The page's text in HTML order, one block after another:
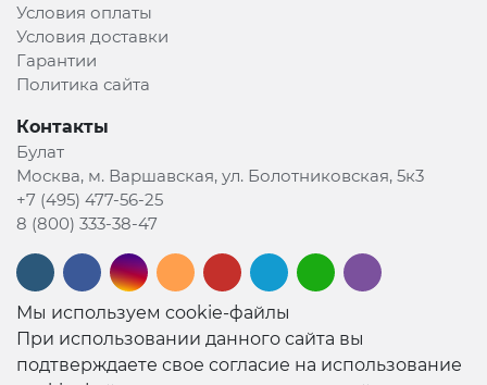
Условия оплаты
Условия доставки
Гарантии
Политика сайта
Контакты
Булат
Москва, м. Варшавская, ул. Болотниковская, 5к3
+7 (495) 477-56-25
8 (800) 333-38-47
Мы используем cookie-файлы
При использовании данного сайта вы
подтверждаете свое согласие на использование